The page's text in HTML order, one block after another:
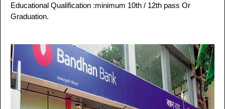
Educational Qualification :minimum 10th / 12th pass Or
Graduation.